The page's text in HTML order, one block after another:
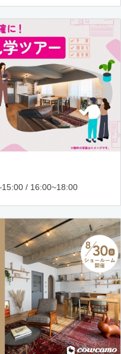
/ 16:00~18:00